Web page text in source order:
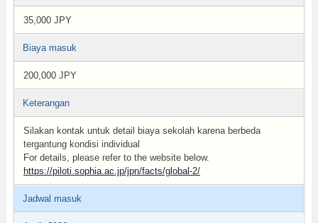
35,000 JPY
Biaya masuk
200,000 JPY
Keterangan
Silakan kontak untuk detail biaya sekolah karena berbeda
tergantung kondisi individual
For details, please refer to the website below.
https://piloti.sophia.ac.jp/jpn/facts/global-2/
Jadwal masuk